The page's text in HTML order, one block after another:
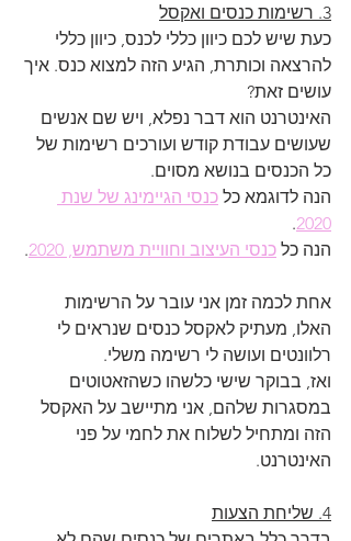
3. רשימות כנסים ואקסל
כעת שיש לכם כיוון כללי לכנס, כיוון כללי
להרצאה וכותרת, הגיע הזה למצוא כנס. איך
עושים זאת?
האינטרנט הוא דבר נפלא, ויש שם אנשים
שעושים עבודת קודש ועורכים רשימות של
כל הכנסים בנושא מסוים.
הנה לדוגמא כל כנסי הגיימינג של שנת
2020
.
הנה כל כנסי העיצוב וחוויית משתמש, 2020 .
אחת לכמה זמן אני עובר על הרשימות
האלו, מעתיק לאקסל כנסים שנראים לי
רלוונטים ועושה לי רשימה משלי.
ואז, בבוקר שישי כלשהו כשהזאטוטים
במסגרות שלהם, אני מתיישב על האקסל
הזה ומתחיל לשלוח את לחמי על פני
האינטרנט.
4. שליחת הצעות